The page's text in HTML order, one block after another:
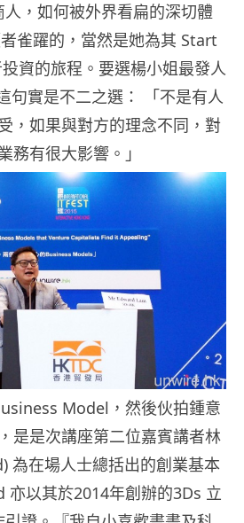
人，如何被外界看扁的深切體
雀躍的，當然是她為其 Start
資的旅程。要選楊小姐最發人
句實是不二之選： 「不是有人
，如果與對方的理念不同，對
務有很大影響。」
Model，然後伙拍鍾意
是是次講座第二位嘉賓講者林
為在場人士總括出的創業基本
亦以其於2014年創辦的3Ds 立